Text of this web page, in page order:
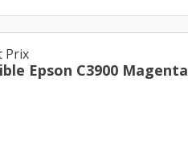
Prix
Epson C3900 Magenta